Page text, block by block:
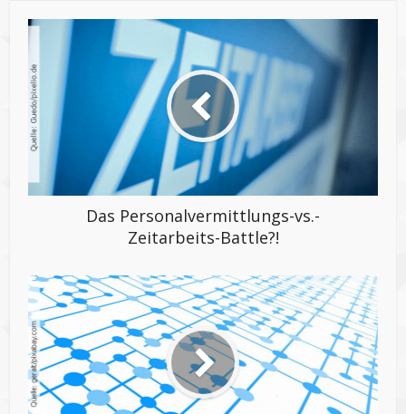
Das Personalvermittlungs-vs.-
Zeitarbeits-Battle?!